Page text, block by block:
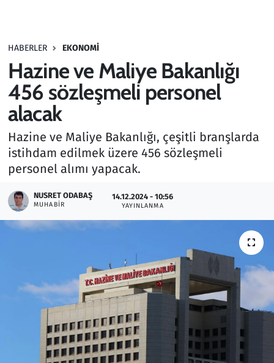
HABERLER EKONOMI
Hazine ve Maliye Bakanlığı
456 sözleşmeli personel
alacak
Hazine ve Maliye Bakanlığı, çeşitli branşlarda
istihdam edilmek üzere 456 sözleşmeli
personel alımı yapacak.
NUSRET ODABAŞ
MUHABIR
14.12.2024 - 10:56
YAYINLANMA
Haber
Kültür Sanat
Kurumsal Haberler
Lezzet Durağı
Memur ve Kamu
Otomobil
Resmi İlanlar
Rüya Tabirleri